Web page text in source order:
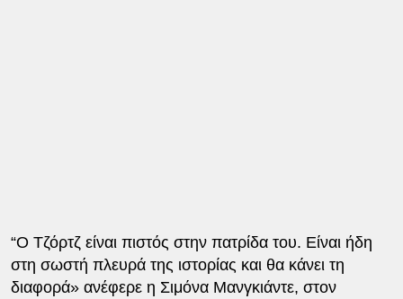
“O Τζόρτζ είναι πιστός στην πατρίδα του. Είναι ήδη
στη σωστή πλευρά της ιστορίας και θα κάνει τη
διαφορά» ανέφερε η Σιμόνα Μανγκιάντε, στον